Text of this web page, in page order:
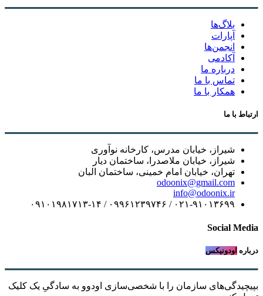
بلاگ‌ها
آپارات
انجمن‌ها
آکادمی
درباره ما
تماس با ما
همکار با ما
ارتباط با ما
شیراز، خیابان مدرس، کارخانه نوآوری
شیراز، خیابان ملاصدرا، ساختمان دیار
تهران، خیابان امام خمینی، ساختمان البان
odoonix@gmail.com
info@odoonix.ir
۰۲۱-۹۱۰۱۳۶۹۹ / ۰۹۹۶۱۲۳۹۷۴۶ / ۰۹۱۰۱۹۸۱۷۱۳-۱۴
Social Media
درباره اودونیکس
بپیچیدگی‌های سازمان را با شخصی‌سازی اودوو به سادگیِ یک کلیک